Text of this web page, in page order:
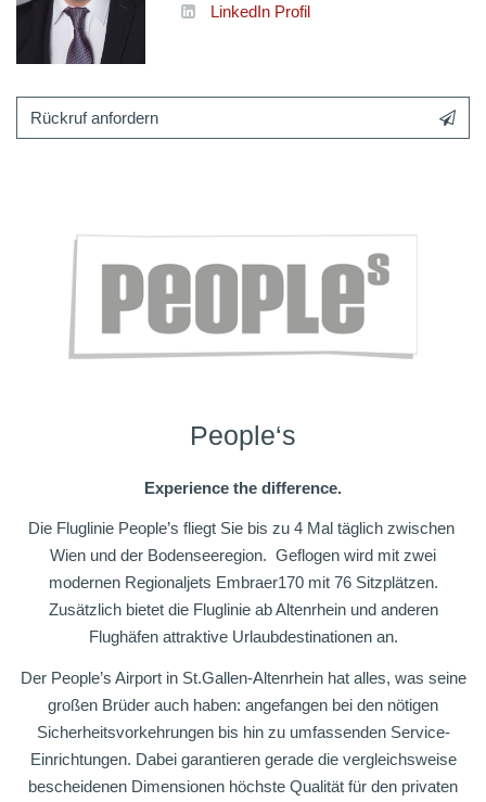
LinkedIn Profil
Rückruf anfordern
People‘s
Experience the difference.
Die Fluglinie People’s fliegt Sie bis zu 4 Mal täglich zwischen
Wien und der Bodenseeregion. Geflogen wird mit zwei
modernen Regionaljets Embraer170 mit 76 Sitzplätzen.
Zusätzlich bietet die Fluglinie ab Altenrhein und anderen
Flughäfen attraktive Urlaubdestinationen an.
Der People’s Airport in St.Gallen-Altenrhein hat alles, was seine
großen Brüder auch haben: angefangen bei den nötigen
Sicherheitsvorkehrungen bis hin zu umfassenden Service-
Einrichtungen. Dabei garantieren gerade die vergleichsweise
bescheidenen Dimensionen höchste Qualität für den privaten